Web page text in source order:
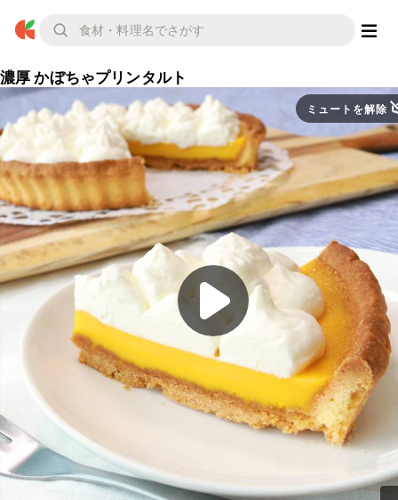
濃厚 かぼちゃプリンタルト
ミュートを解除